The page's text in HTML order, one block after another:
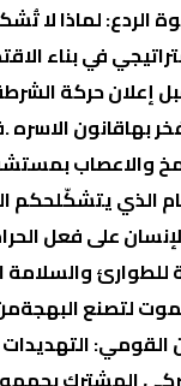
الردع: لماذا لا
في بناء
بهاقانون الاسره
بمستشفي ١٥ مايو
الذي يتشكّلحكم
على فعل
والسلامة
لتصنع البهجة
القومي: